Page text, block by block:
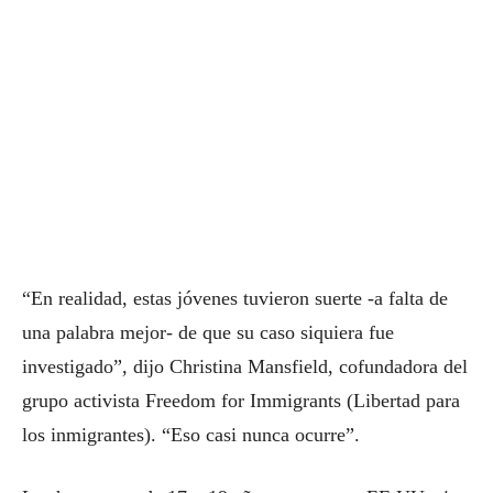
“En realidad, estas jóvenes tuvieron suerte -a falta de
una palabra mejor- de que su caso siquiera fue
investigado”, dijo Christina Mansfield, cofundadora del
grupo activista Freedom for Immigrants (Libertad para
los inmigrantes). “Eso casi nunca ocurre”.